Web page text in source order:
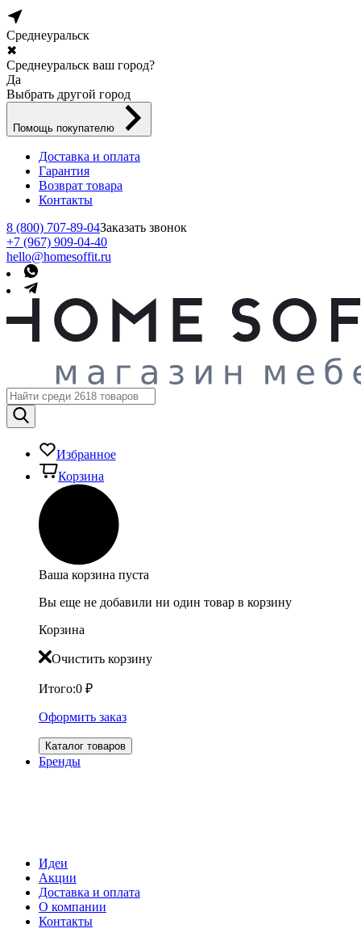
Среднеуральск
✖
Среднеуральск ваш город?
Да
Выбрать другой город
Помощь покупателю
Доставка и оплата
Гарантия
Возврат товара
Контакты
8 (800) 707-89-04Заказать звонок
+7 (967) 909-04-40
hello@homesoffit.ru
Избранное
Корзина
Ваша корзина пуста
Вы еще не добавили ни один товар в корзину
Корзина
Очистить корзину
Итого:0 ₽
Оформить заказ
Каталог товаров
Бренды
Идеи
Акции
Доставка и оплата
О компании
Контакты